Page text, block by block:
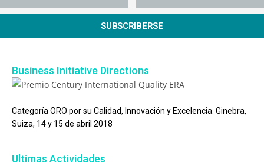
SUBSCRIBERSE
Business Initiative Directions
Categoría ORO por su Calidad, Innovación y Excelencia. Ginebra,
Suiza, 14 y 15 de abril 2018
Ultimas Actividades